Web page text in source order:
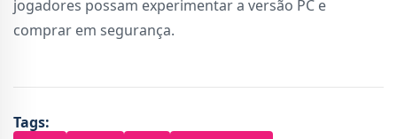
jogadores possam experimentar a versão PC e
comprar em segurança.
Tags: